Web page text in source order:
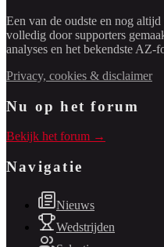
Een van de oudste en nog
volledig door supporters
analyses en het bekendste
Privacy, cookies & disclaimer
Nu op het forum
Bekijk het forum →
Navigatie
Nieuws
Wedstrijden